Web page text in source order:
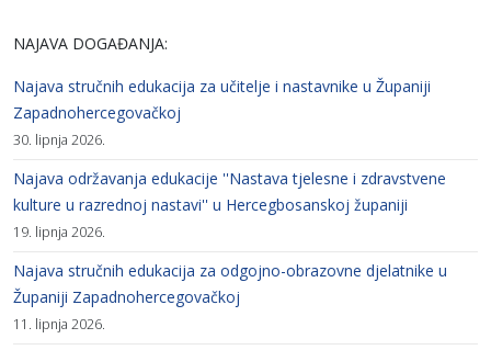
NAJAVA DOGAĐANJA:
Najava stručnih edukacija za učitelje i nastavnike u Županiji
Zapadnohercegovačkoj
30. lipnja 2026.
Najava održavanja edukacije ''Nastava tjelesne i zdravstvene
kulture u razrednoj nastavi'' u Hercegbosanskoj županiji
19. lipnja 2026.
Najava stručnih edukacija za odgojno-obrazovne djelatnike u
Županiji Zapadnohercegovačkoj
11. lipnja 2026.